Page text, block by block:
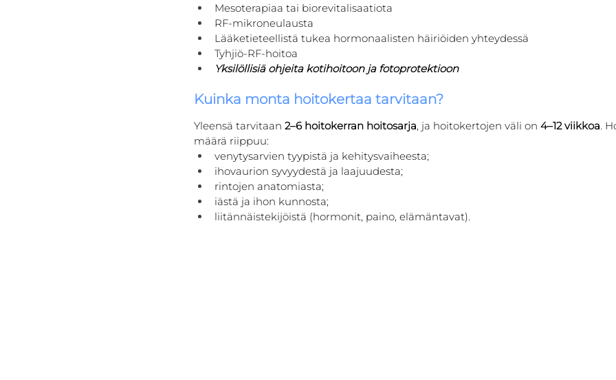
Mesoterapiaa tai biorevitalisaatiota
RF-mikroneulausta
Lääketieteellistä tukea hormonaalisten häiriöiden yhteydessä
Tyhjiö-RF-hoitoa
Yksilöllisiä ohjeita kotihoitoon ja fotoprotektioon
Kuinka monta hoitokertaa tarvitaan?
Yleensä tarvitaan 2–6 hoitokerran hoitosarja, ja hoitokertojen väli on 4–12 viikkoa.
määrä riippuu:
venytysarvien tyypistä ja kehitysvaiheesta;
ihovaurion syvyydestä ja laajuudesta;
rintojen anatomiasta;
iästä ja ihon kunnosta;
liitännäistekijöistä (hormonit, paino, elämäntavat).